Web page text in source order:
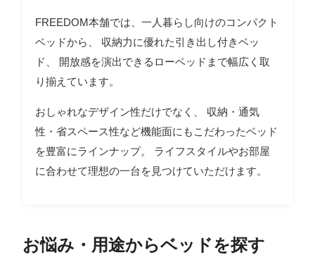
FREEDOM本舗では、一人暮らし向けのコンパクト
ベッドから、 収納力に優れた引き出し付きベッ
ド、 開放感を演出できるローベッドまで幅広く取
り揃えています。
おしゃれなデザイン性だけでなく、 収納・通気
性・省スペース性など機能面にもこだわったベッド
を豊富にラインナップ。 ライフスタイルやお部屋
に合わせて理想の一台を見つけていただけます。
お悩み・用途からベッドを探す